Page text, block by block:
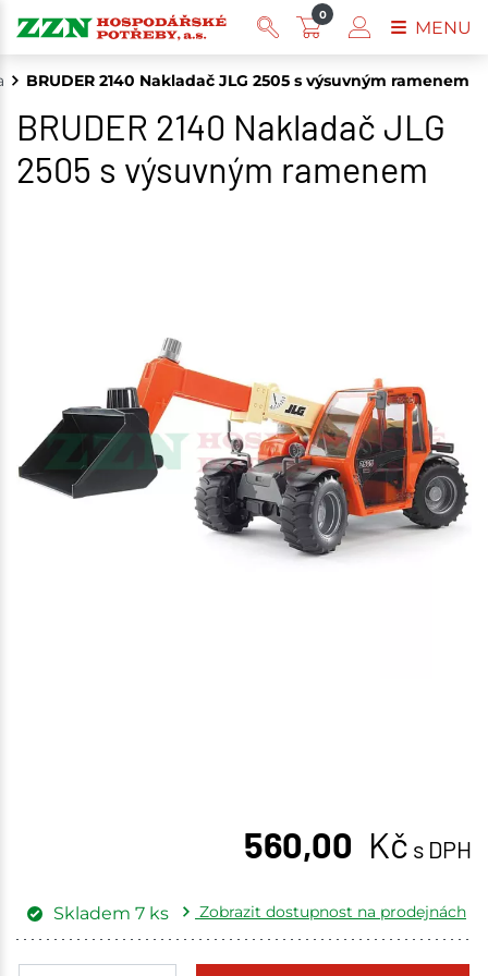
BRUDER 2140 Nakladač JLG 2505 s výsuvným ramenem
BRUDER 2140 Nakladač JLG
2505 s výsuvným ramenem
560,00 Kč s DPH
Skladem 7 ks
Zobrazit dostupnost na prodejnách
0
MENU